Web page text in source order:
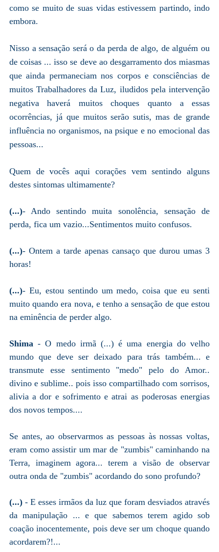
como se muito de suas vidas estivessem partindo, indo
embora.
Nisso a sensação será o da perda de algo, de alguém ou
de coisas ... isso se deve ao desgarramento dos miasmas
que ainda permaneciam nos corpos e consciências de
muitos Trabalhadores da Luz, iludidos pela intervenção
negativa haverá muitos choques quanto a essas
ocorrências, já que muitos serão sutis, mas de grande
influência no organismos, na psique e no emocional das
pessoas...
Quem de vocês aqui corações vem sentindo alguns
destes sintomas ultimamente?
(...)- Ando sentindo muita sonolência, sensação de
perda, fica um vazio...Sentimentos muito confusos.
(...)- Ontem a tarde apenas cansaço que durou umas 3
horas!
(...)- Eu, estou sentindo um medo, coisa que eu senti
muito quando era nova, e tenho a sensação de que estou
na eminência de perder algo.
Shima - O medo irmã (...) é uma energia do velho
mundo que deve ser deixado para trás também... e
transmute esse sentimento "medo" pelo do Amor..
divino e sublime.. pois isso compartilhado com sorrisos,
alivia a dor e sofrimento e atrai as poderosas energias
dos novos tempos....
Se antes, ao observarmos as pessoas às nossas voltas,
eram como assistir um mar de "zumbis" caminhando na
Terra, imaginem agora... terem a visão de observar
outra onda de "zumbis" acordando do sono profundo?
(...) - E esses irmãos da luz que foram desviados através
da manipulação ... e que sabemos terem agido sob
coação inocentemente, pois deve ser um choque quando
acordarem?!...